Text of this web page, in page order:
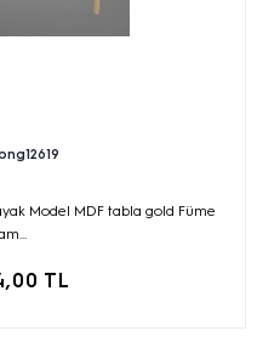
Model MDF tabla gold Füme
TL